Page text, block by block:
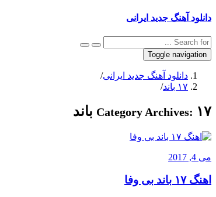
دانلود آهنگ جدید ایرانی
Toggle navigation
دانلود آهنگ جدید ایرانی/
۱۷ باند
/
Category Archives: ۱۷ باند
می 4, 2017
اهنگ ۱۷ باند بی وفا